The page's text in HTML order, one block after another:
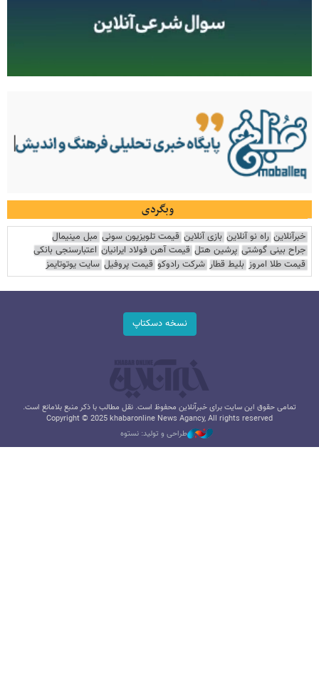
وبگردی
خبرآنلاین راه نو آنلاین بازی آنلاین قیمت تلویزیون سونی مبل مینیمال
جراح بینی گوشتی پرشین هتل قیمت آهن فولاد ایرانیان اعتبارسنجی بانکی
قیمت طلا امروز بلیط قطار شرکت رادوکو قیمت پروفیل سایت یوتوتایمز
نسخه دسکتاپ
تمامی حقوق این سایت برای خبرآنلاین محفوظ است. نقل مطالب با ذکر منبع بلامانع است.
Copyright © 2025 khabaronline News Agancy, All rights reserved
طراحی و تولید: نستوه